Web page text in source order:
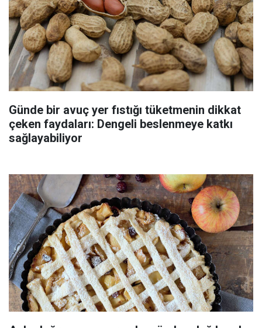
Günde bir avuç yer fıstığı tüketmenin dikkat
çeken faydaları: Dengeli beslenmeye katkı
sağlayabiliyor